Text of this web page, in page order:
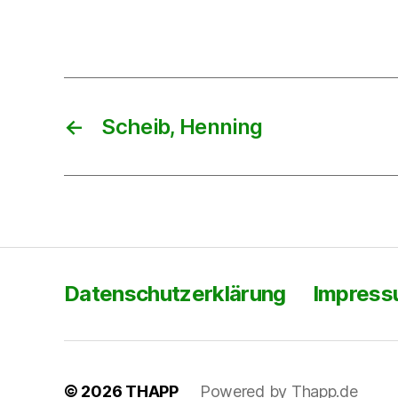
← Scheib, Henning
Datenschutzerklärung
© 2026 THAPP Powered by Thapp.de